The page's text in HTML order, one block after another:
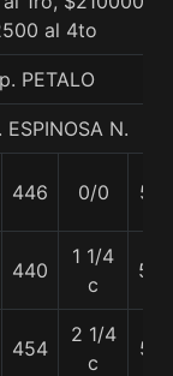
al 4to
PETALO
ESPINOSA N.
446 0/0 57
440
1 1/4
c
56
454
2 1/4
c
57